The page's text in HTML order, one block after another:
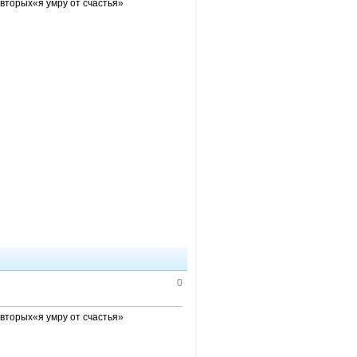
умру от счастья»
0
умру от счастья»